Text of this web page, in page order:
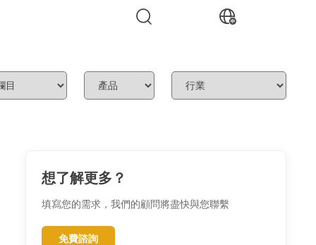
想了解更多？
填寫您的需求，我們的顧問將盡快與您聯繫
免費諮詢